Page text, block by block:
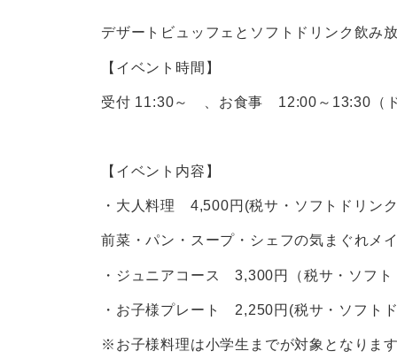
デザートビュッフェとソフトドリンク飲み
【イベント時間】
受付 11:30～ 、お食事 12:00～13:30（ド
【イベント内容】
・大人料理 4,500円(税サ・ソフトドリン
前菜・パン・スープ・シェフの気まぐれメ
・ジュニアコース 3,300円（税サ・ソフ
・お子様プレート 2,250円(税サ・ソフト
※お子様料理は小学生までが対象となります